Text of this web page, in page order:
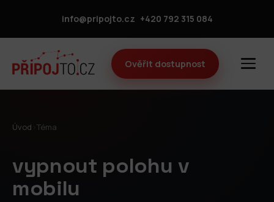
info@pripojto.cz +420 792 315 084
Ověřit dostupnost
Úvod Téma
vypnout polohu v
mobilu